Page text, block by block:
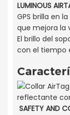
LUMINOUS
GPS brilla en
que mejora la
El brillo del
con el tiempo
SAFETY AND